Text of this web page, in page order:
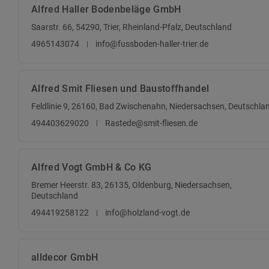
Alfred Haller Bodenbeläge GmbH
Saarstr. 66, 54290, Trier, Rheinland-Pfalz, Deutschland
4965143074
info@fussboden-haller-trier.de
Alfred Smit Fliesen und Baustoffhandel
Feldlinie 9, 26160, Bad Zwischenahn, Niedersachsen,
494403629020
Rastede@smit-fliesen.de
Alfred Vogt GmbH & Co KG
Bremer Heerstr. 83, 26135, Oldenburg, Niedersachsen,
Deutschland
494419258122
info@holzland-vogt.de
alldecor GmbH